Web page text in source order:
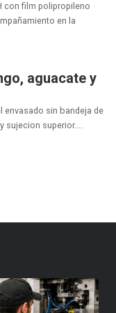
con film polipropileno
en la
aguacate y
envasado sin bandeja de
sujecion superior....